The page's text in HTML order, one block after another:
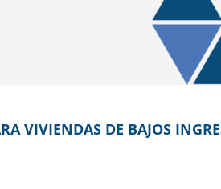
VIVIENDAS DE BAJOS